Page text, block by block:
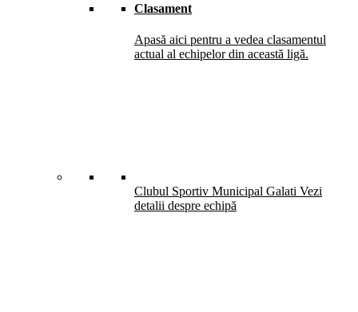
Clasament
Apasă aici pentru a vedea clasamentul
actual al echipelor din această ligă.
Clubul Sportiv Municipal Galati Vezi
detalii despre echipă